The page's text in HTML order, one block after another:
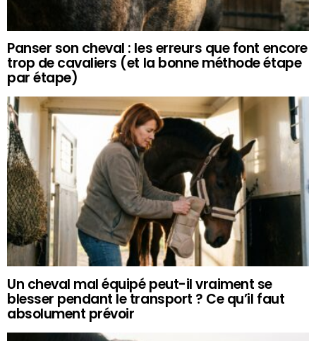
Panser son cheval : les erreurs que font encore
trop de cavaliers (et la bonne méthode étape
par étape)
Un cheval mal équipé peut-il vraiment se
blesser pendant le transport ? Ce qu’il faut
absolument prévoir